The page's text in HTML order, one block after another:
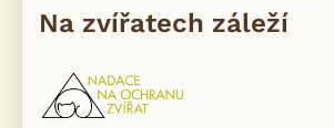
Na zvířatech záleží